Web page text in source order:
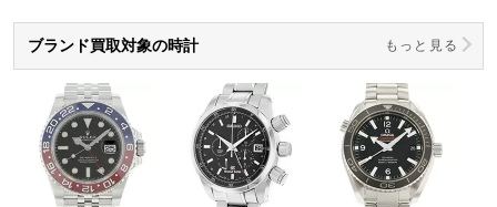
ブランド買取対象の時計 もっと見る